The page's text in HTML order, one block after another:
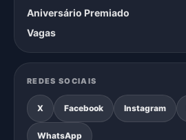
Aniversário Premiado
Vagas
REDES SOCIAIS
X Facebook Instagram
WhatsApp